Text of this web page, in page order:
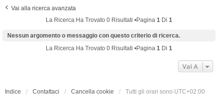
Vai alla ricerca avanzata
La Ricerca Ha Trovato 0 Risultati •Pagina 1 Di 1
Nessun argomento o messaggio con questo criterio di ricerca.
La Ricerca Ha Trovato 0 Risultati •Pagina 1 Di 1
Vai A
Indice Contattaci Cancella cookie Tutti gli orari sono UTC+02:00